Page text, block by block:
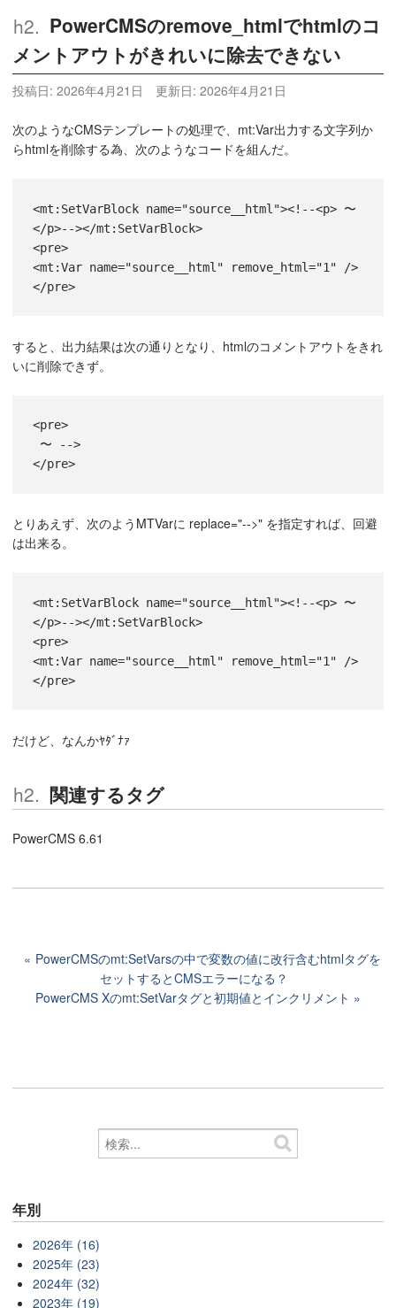
PowerCMSのremove_htmlでhtmlのコ
メントアウトがきれいに除去できない
投稿日: 2026年4月21日 更新日: 2026年4月21日
次のようなCMSテンプレートの処理で、mt:Var出力する文字列か
らhtmlを削除する為、次のようなコードを組んだ。
<mt:SetVarBlock name="source__html"><!--<p> 〜
</p>--></mt:SetVarBlock>
<pre>
<mt:Var name="source__html" remove_html="1" />
</pre>
すると、出力結果は次の通りとなり、htmlのコメントアウトをきれ
いに削除できず。
<pre>
〜 -->
</pre>
とりあえず、次のようMTVarに replace="-->" を指定すれば、回避
は出来る。
<mt:SetVarBlock name="source__html"><!--<p> 〜
</p>--></mt:SetVarBlock>
<pre>
<mt:Var name="source__html" remove_html="1" />
</pre>
だけど、なんかﾔﾀﾞﾅｧ
関連するタグ
PowerCMS 6.61
PowerCMSのmt:SetVarsの中で変数の値に改行含むhtmlタグを
セットするとCMSエラーになる？
PowerCMS Xのmt:SetVarタグと初期値とインクリメント
年別
2026年 (16)
2025年 (23)
2024年 (32)
2023年 (19)